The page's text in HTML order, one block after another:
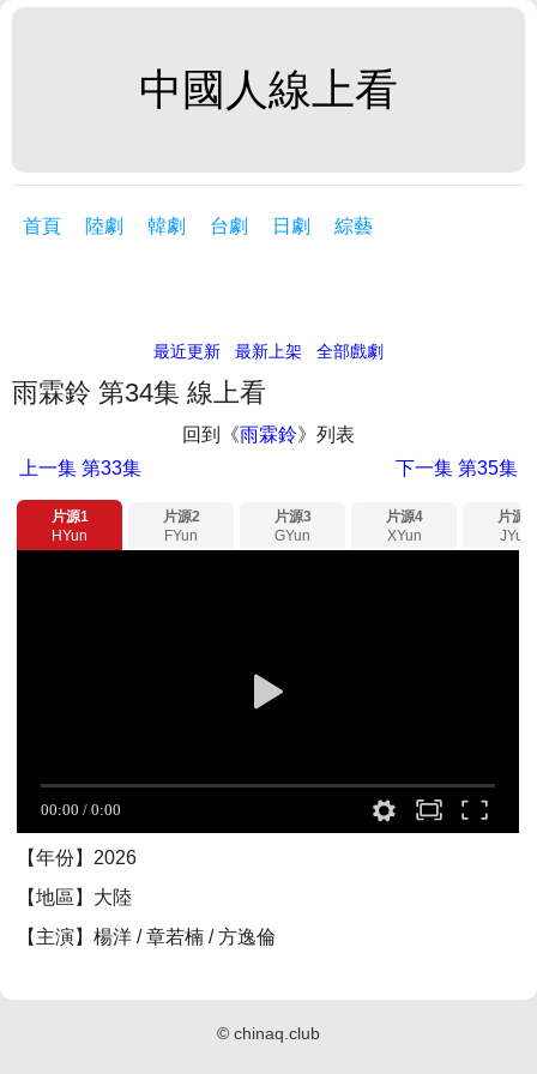
中國人線上看
首頁 陸劇 韓劇 台劇 日劇 綜藝
最近更新 最新上架 全部戲劇
雨霖鈴 第34集 線上看
回到《雨霖鈴》列表
上一集 第33集 下一集第35集
片源1
HYun
片源2
FYun
片源3
GYun
片源4
XYun
片源5
JYun
【年份】2026
【地區】大陸
【主演】楊洋 / 章若楠 / 方逸倫
© chinaq.club